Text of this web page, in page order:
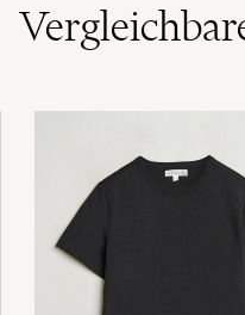
Skön kvalitet
GEKAUFT
Enkel, skön och stilig!
HENRIK T GEKAUFT